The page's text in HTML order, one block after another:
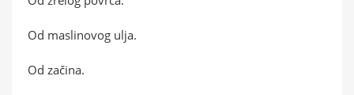
Od maslinovog ulja.
Od začina.